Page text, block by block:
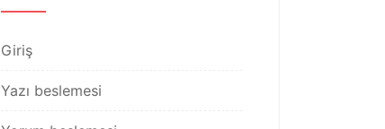
Giriş
Yazı beslemesi